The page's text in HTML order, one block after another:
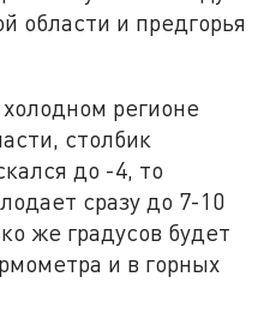
области и предгорья
регионе
столбик
до -4, то
сразу до 7-10
же градусов будет
и в горных